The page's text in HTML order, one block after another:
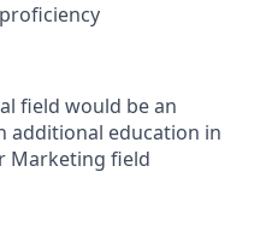
field would be an
additional education in
Marketing field